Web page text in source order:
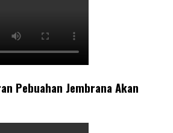
Pebuahan Jembrana Akan